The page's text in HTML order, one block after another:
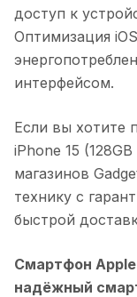
доступ к
Оптимизация
интерфейсом.
Если вы хотите
iPhone 15 (128GB
магазинов
технику с
быстрой
Смартфон Apple
надёжный